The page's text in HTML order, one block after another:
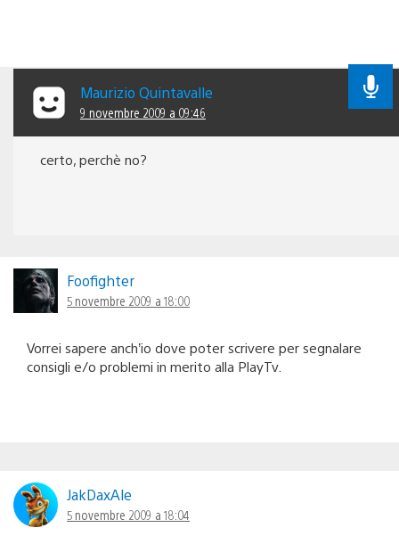
Maurizio Quintavalle
9 novembre 2009 a 09:46
certo, perchè no?
Foofighter
5 novembre 2009 a 18:00
Vorrei sapere anch’io dove poter scrivere per segnalare
consigli e/o problemi in merito alla PlayTv.
JakDaxAle
5 novembre 2009 a 18:04